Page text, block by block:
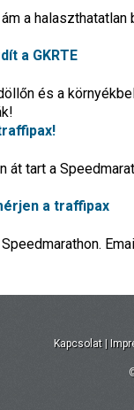
a
a GKRTE
és a
tart a
a traffipax
Kapcsolat |